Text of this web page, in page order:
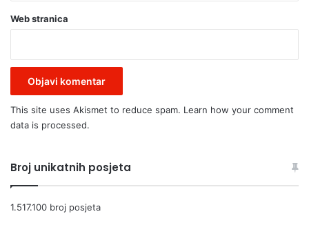
Web stranica
This site uses Akismet to reduce spam. Learn how your comment
data is processed.
Broj unikatnih posjeta
1.517.100 broj posjeta